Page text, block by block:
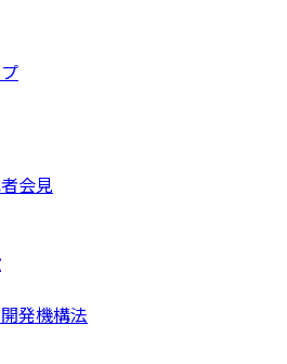
会見
発機構法